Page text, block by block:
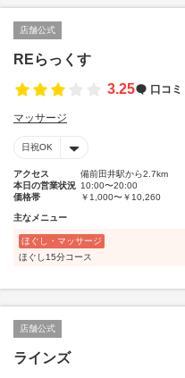
店舗公式
REらっくす
3.25
口コミ
マッサージ
日祝OK
アクセス
備前田井駅から2.7km
本日の営業状況 10:00〜20:00
価格帯
￥1,000〜￥10,260
主なメニュー
ほぐし・マッサージ
ほぐし15分コース
店舗公式
ラインズ